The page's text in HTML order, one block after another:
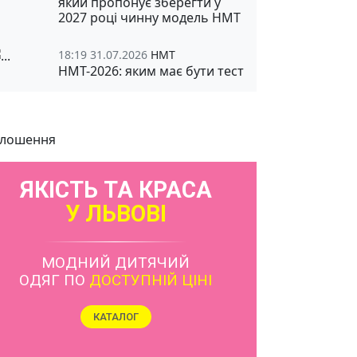
2027 році чинну модель НМТ
18:19 31.07.2026 НМТ
НМТ-2026: яким має бути тест
ЯКІСТЬ ТА КРАСА
У ЛЬВОВІ
МОДНИЙ ДИТЯЧИЙ
ОДЯГ ПО ДОСТУПНІЙ ЦІНІ
КАТАЛОГ